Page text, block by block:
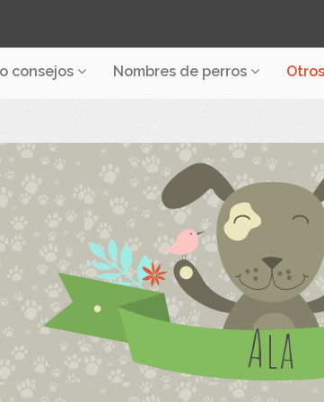
consejos Nombres de perros
Ala